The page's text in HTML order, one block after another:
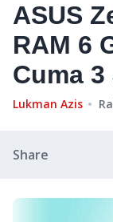
ASUS
RAM 6
Cuma
Lukman Azis
Share